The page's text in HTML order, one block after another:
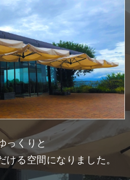
っくりと
ける空間になりました。